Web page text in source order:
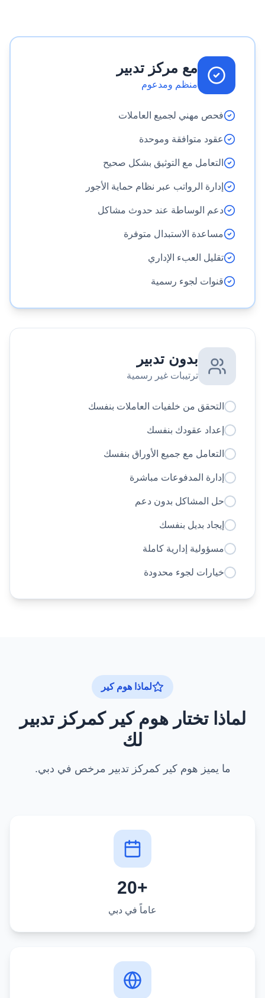
مع مركز تدبير
منظم ومدعوم
فحص مهني لجميع العاملات
عقود متوافقة وموحدة
التعامل مع التوثيق بشكل صحيح
إدارة الرواتب عبر نظام حماية الأجور
دعم الوساطة عند حدوث مشاكل
مساعدة الاستبدال متوفرة
تقليل العبء الإداري
قنوات لجوء رسمية
بدون تدبير
ترتيبات غير رسمية
التحقق من خلفيات العاملات بنفسك
إعداد عقودك بنفسك
التعامل مع جميع الأوراق بنفسك
إدارة المدفوعات مباشرة
حل المشاكل بدون دعم
إيجاد بديل بنفسك
مسؤولية إدارية كاملة
خيارات لجوء محدودة
لماذا هوم كير
لماذا تختار هوم كير كمركز تدبير
لك
ما يميز هوم كير كمركز تدبير مرخص في دبي.
+20
عاماً في دبي